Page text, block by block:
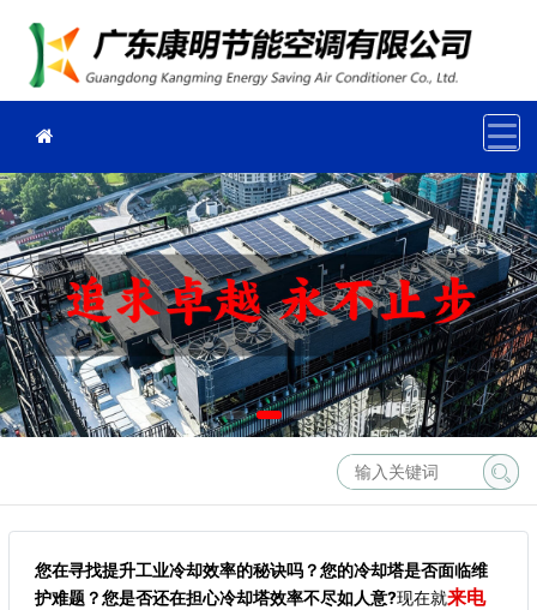
您在寻找提升工业冷却效率的秘诀吗？您的冷却塔是否面临维
护难题？您是否还在担心冷却塔效率不尽如人意?现在就来电